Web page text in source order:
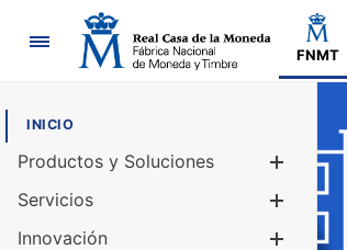
Navegación
FNMT
INICIO
Productos y Soluciones
Servicios
Innovación